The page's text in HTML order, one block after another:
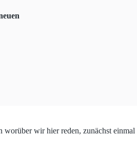
worüber wir hier reden, zunächst einmal